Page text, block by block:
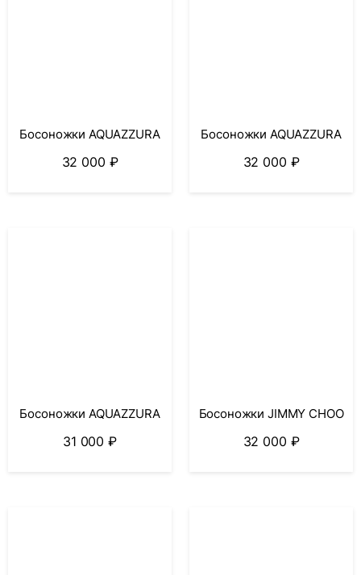
Босоножки AQUAZZURA
32 000 ₽
Босоножки AQUAZZURA
32 000 ₽
Босоножки AQUAZZURA
31 000₽
Босоножки JIMMY CHOO
32 000 ₽